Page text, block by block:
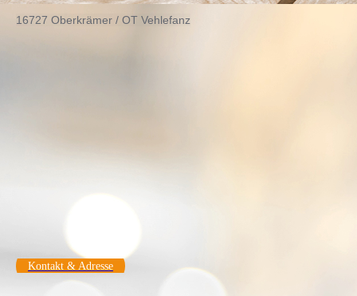
16727 Oberkrämer / OT Vehlefanz
Kontakt & Adresse